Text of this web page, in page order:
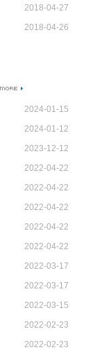
2018-04-27
2018-04-26
2024-01-15
2024-01-12
2023-12-12
2022-04-22
2022-04-22
2022-04-22
2022-04-22
2022-04-22
2022-03-17
2022-03-17
2022-03-15
2022-02-23
2022-02-23